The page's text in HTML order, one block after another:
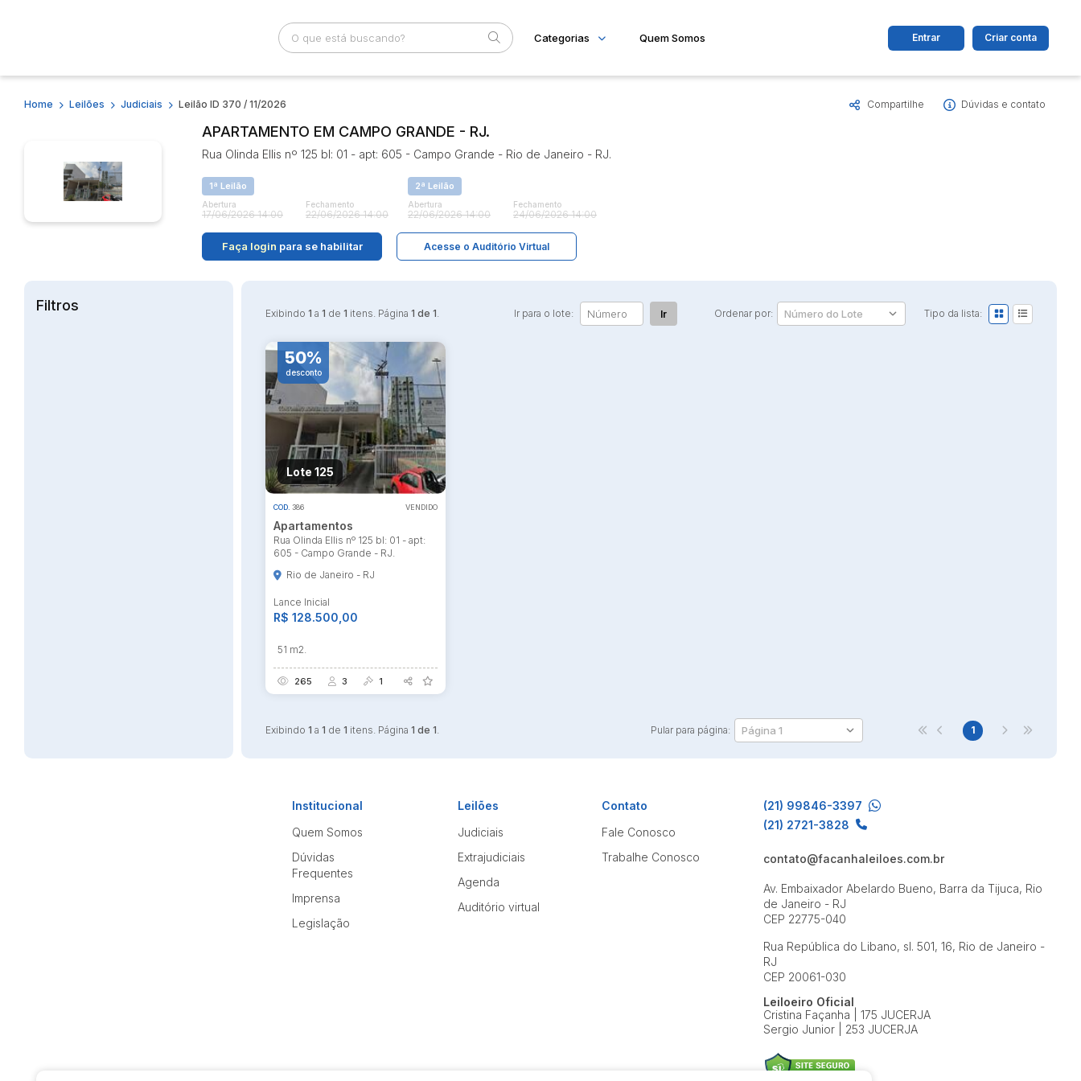
Busca por palavra-chave Categoria Cidade
Bairro
Categorias
Casas
Terreno
Quem Somos
Fale Conosco
Entrar Criar conta
Home Leilões Judiciais Leilão ID 370 / 11/2026 Compartilhe Dúvidas e contato
APARTAMENTO EM CAMPO GRANDE - RJ.
Rua Olinda Ellis nº 125 bl: 01 - apt: 605 - Campo Grande - Rio de Janeiro - RJ.
1ª Leilão
Abertura
17/06/2026 14:00
Fechamento
22/06/2026 14:00
2ª Leilão
Abertura
22/06/2026 14:00
Fechamento
24/06/2026 14:00
Faça login para se habilitar Acesse o Auditório Virtual
Habilite-se para efetuar lances ou propostas
Filtros Exibindo 1 a 1 de 1 itens. Página 1 de 1. Ir para o lote: Ir Ordenar por: Tipo da lista:
50%
desconto
Lote 125
COD. 386 VENDIDO
Apartamentos
Rua Olinda Ellis nº 125 bl: 01 - apt:
605 - Campo Grande - RJ.
Rio de Janeiro - RJ
Lance Inicial
R$ 128.500,00
51 m2.
265 3 1
Exibindo 1 a 1 de 1 itens. Página 1 de 1. Pular para página: 1
Institucional
Quem Somos
Dúvidas
Frequentes
Imprensa
Legislação
Leilões
Judiciais
Extrajudiciais
Agenda
Auditório virtual
Contato
Fale Conosco
Trabalhe Conosco
(21) 99846-3397
(21) 2721-3828
contato@facanhaleiloes.com.br
Av. Embaixador Abelardo Bueno, Barra da Tijuca, Rio
de Janeiro - RJ
CEP 22775-040
Rua República do Libano, sl. 501, 16, Rio de Janeiro -
RJ
CEP 20061-030
Leiloeiro Oficial
Cristina Façanha | 175 JUCERJA
Sergio Junior | 253 JUCERJA